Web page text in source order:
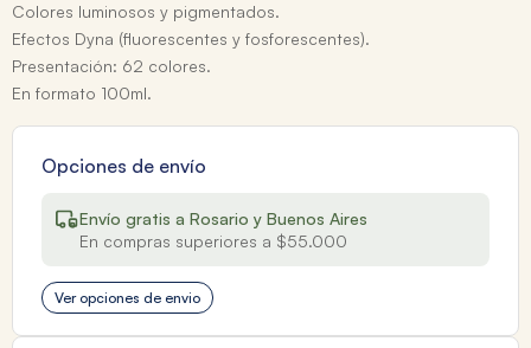
Colores luminosos y pigmentados.
Efectos Dyna (fluorescentes y fosforescentes).
Presentación: 62 colores.
En formato 100ml.
Opciones de envío
Envío gratis a Rosario y Buenos Aires
En compras superiores a $55.000
Ver opciones de envio